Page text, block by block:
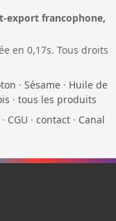
export francophone,
en 0,17s. Tous droits
· Sésame · Huile de
· tous les produits
· CGU · contact · Canal